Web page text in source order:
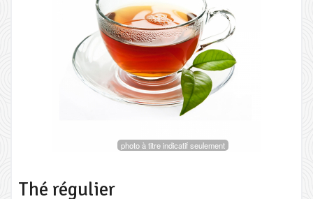
photo à titre indicatif seulement
Thé régulier